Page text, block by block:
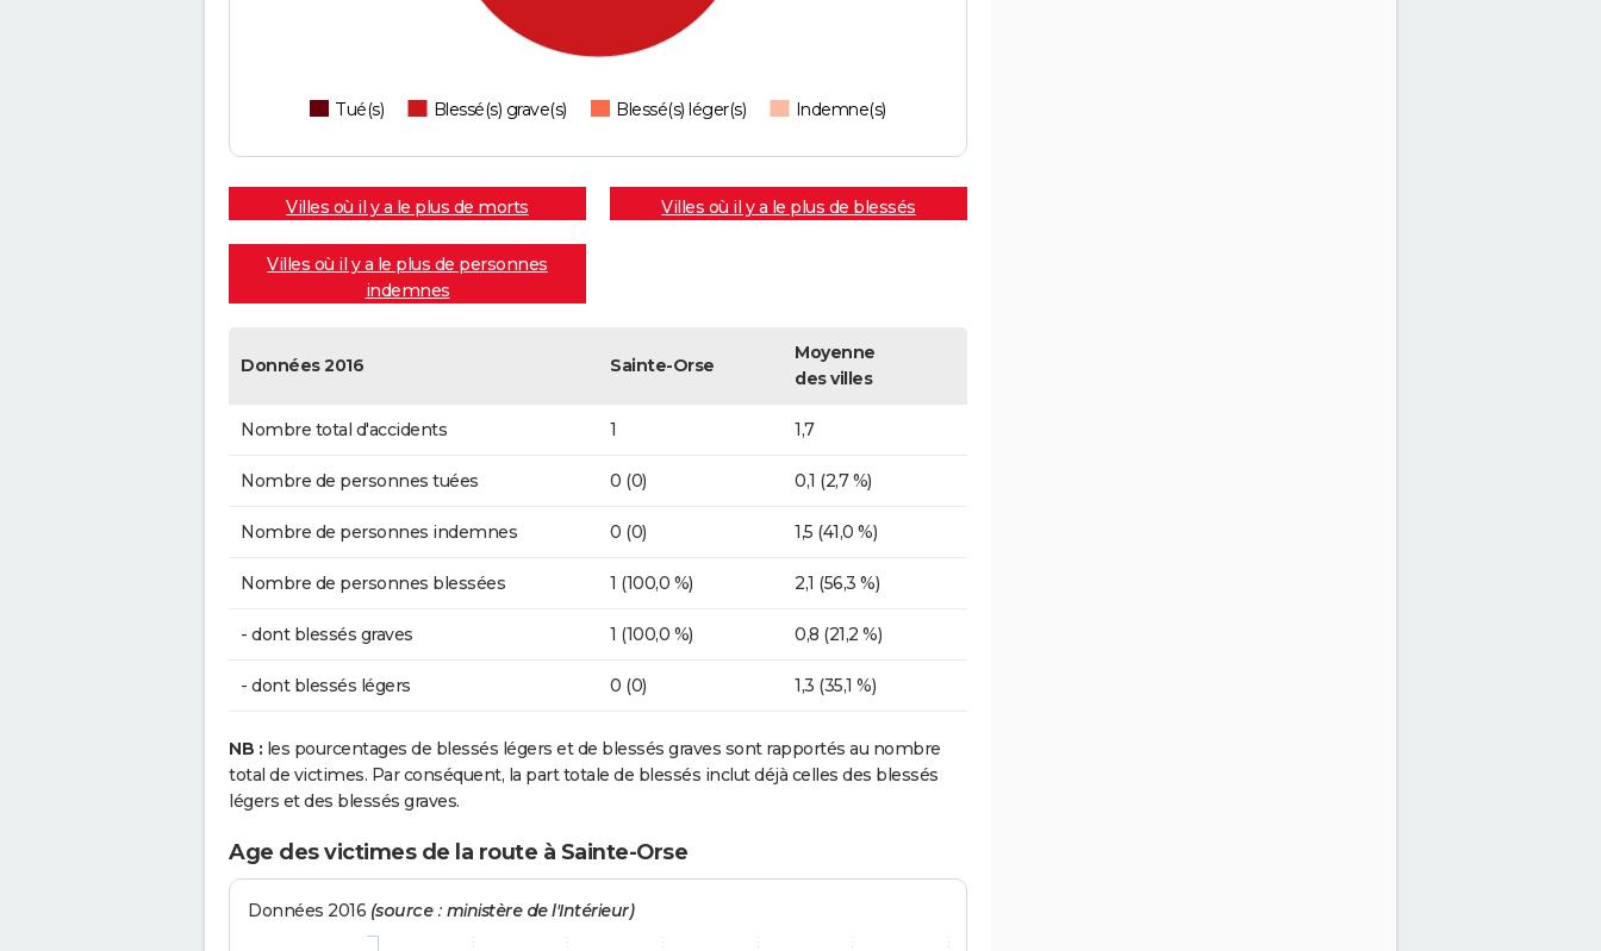
Tué(s) Blessé(s) grave(s) Blessé(s) léger(s) Indemne(s)
Villes où il y a le plus de morts Villes où il y a le plus de blessés
Villes où il y a le plus de personnes
indemnes
Données 2016 Sainte-Orse
Moyenne
des villes
Nombre total d'accidents 1 1,7
Nombre de personnes tuées 0 (0) 0,1 (2,7 %)
Nombre de personnes indemnes 0 (0) 1,5 (41,0 %)
Nombre de personnes blessées 1 (100,0 %) 2,1 (56,3 %)
- dont blessés graves 1 (100,0 %) 0,8 (21,2 %)
- dont blessés légers 0 (0) 1,3 (35,1 %)
NB : les pourcentages de blessés légers et de blessés graves sont rapportés au nombre
total de victimes. Par conséquent, la part totale de blessés inclut déjà celles des blessés
légers et des blessés graves.
Age des victimes de la route à Sainte-Orse
Données 2016 (source : ministère de l'Intérieur)